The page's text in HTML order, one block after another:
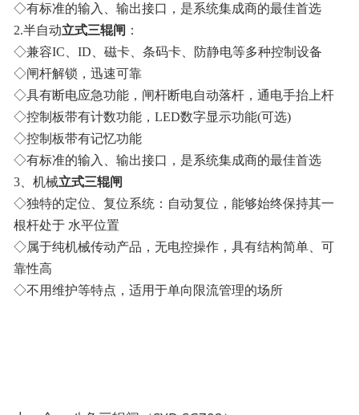
◇有标准的输入、输出接口，是系统集成商的最佳首选
2.半自动立式三辊闸 ：
◇兼容IC、ID、磁卡、条码卡、防静电等多种控制设备
◇闸杆解锁，迅速可靠
◇具有断电应急功能，闸杆断电自动落杆，通电手抬上杆
◇控制板带有计数功能，LED数字显示功能(可选)
◇控制板带有记忆功能
◇有标准的输入、输出接口，是系统集成商的最佳首选
3、机械立式三辊闸
◇独特的定位、复位系统：自动复位，能够始终保持其一
根杆处于 水平位置
◇属于纯机械传动产品，无电控操作，具有结构简单、可
靠性高
◇不用维护等特点，适用于单向限流管理的场所